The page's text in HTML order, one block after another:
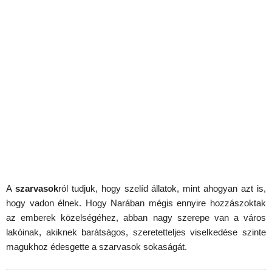
A szarvasokról tudjuk, hogy szelíd állatok, mint ahogyan azt is,
hogy vadon élnek. Hogy Narában mégis ennyire hozzászoktak
az emberek közelségéhez, abban nagy szerepe van a város
lakóinak, akiknek barátságos, szeretetteljes viselkedése szinte
magukhoz édesgette a szarvasok sokaságát.